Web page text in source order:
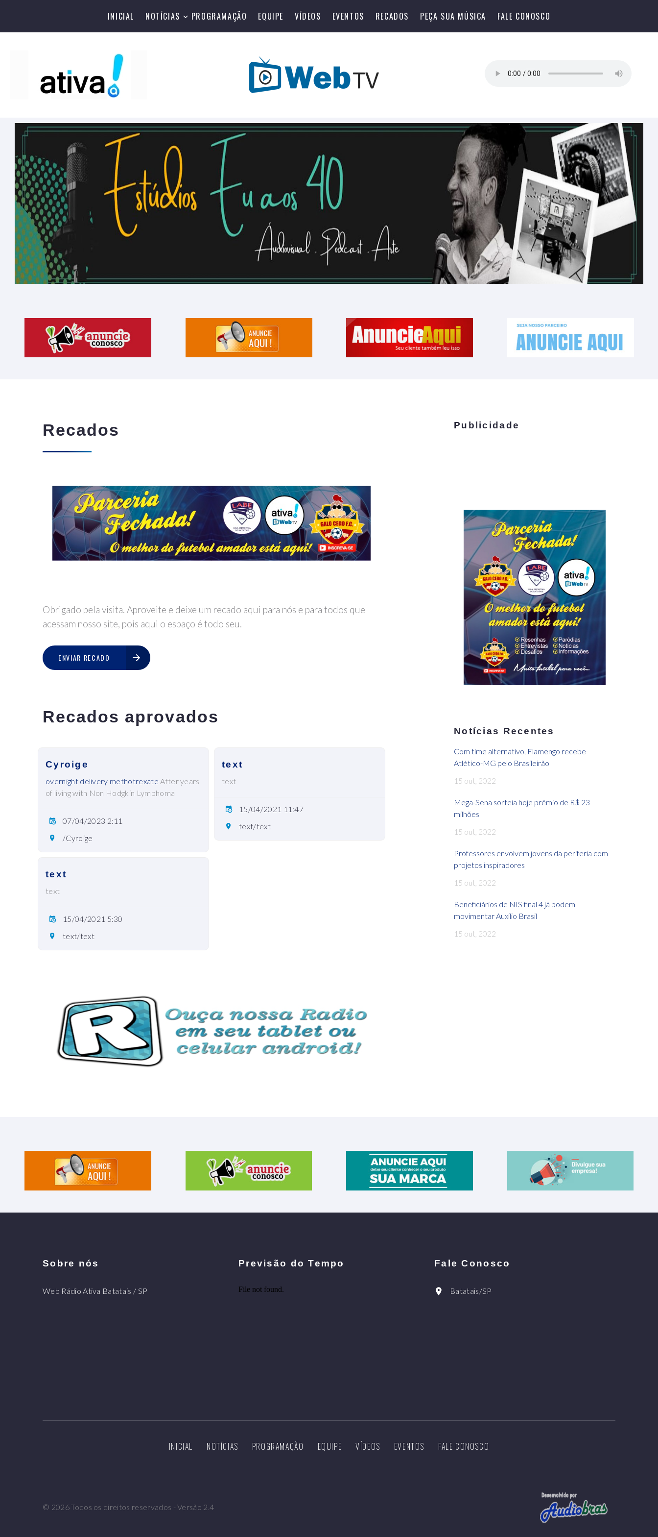
INICIAL NOTÍCIAS PROGRAMAÇÃO EQUIPE VÍDEOS EVENTOS RECADOS PEÇA SUA MÚSICA FALE CONOSCO
Recados
Obrigado pela visita. Aproveite e deixe um recado aqui para nós e para todos que
acessam nosso site, pois aqui o espaço é todo seu.
ENVIAR RECADO
Recados aprovados
Cyroige
overnight delivery methotrexate After years
of living with Non Hodgkin Lymphoma
07/04/2023 2:11
/Cyroige
text
text
15/04/2021 11:47
text/text
text
text
15/04/2021 5:30
text/text
Publicidade
Notícias Recentes
Com time alternativo, Flamengo recebe
Atlético-MG pelo Brasileirão
15 out, 2022
Mega-Sena sorteia hoje prêmio de R$ 23
milhões
15 out, 2022
Professores envolvem jovens da periferia com
projetos inspiradores
15 out, 2022
Beneficiários de NIS final 4 já podem
movimentar Auxílio Brasil
15 out, 2022
Sobre nós
Web Rádio Ativa Batatais / SP
Previsão do Tempo Fale Conosco
Batatais/SP
INICIAL NOTÍCIAS PROGRAMAÇÃO EQUIPE VÍDEOS EVENTOS FALE CONOSCO
© 2026Todos os direitos reservados - Versão 2.4